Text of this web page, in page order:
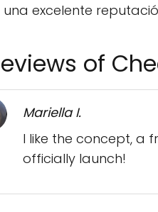
excelente
of
Mariella I.
I like the concept, a
officially launch!